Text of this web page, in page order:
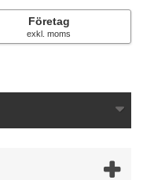
Företag
exkl. moms